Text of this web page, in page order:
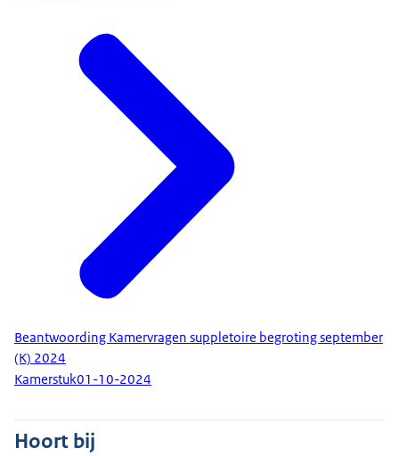
Beantwoording Kamervragen suppletoire begroting september
(K) 2024
Kamerstuk01-10-2024
Hoort bij